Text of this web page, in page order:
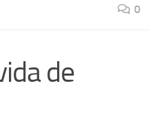
0
de